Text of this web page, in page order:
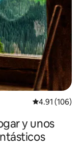
Calificación
4.91 (106)
y unos